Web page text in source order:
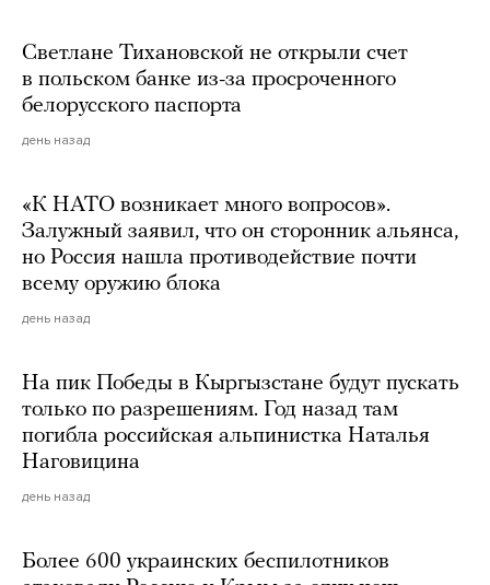
Светлане Тихановской не открыли счет
в польском банке из-за просроченного
белорусского паспорта
день назад
«К НАТО возникает много вопросов».
Залужный заявил, что он сторонник альянса,
но Россия нашла противодействие почти
всему оружию блока
день назад
На пик Победы в Кыргызстане будут пускать
только по разрешениям. Год назад там
погибла российская альпинистка Наталья
Наговицина
день назад
Более 600 украинских беспилотников